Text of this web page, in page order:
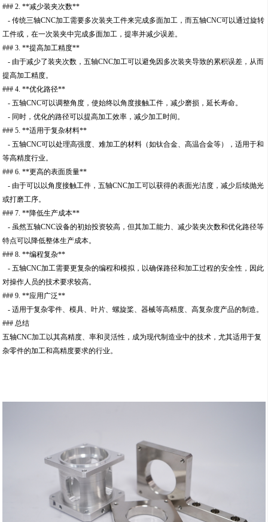
### 2. **减少装夹次数**
- 传统三轴CNC加工需要多次装夹工件来完成多面加工，而五轴CNC可以通过旋转
工件或，在一次装夹中完成多面加工，提率并减少误差。
### 3. **提高加工精度**
- 由于减少了装夹次数，五轴CNC加工可以避免因多次装夹导致的累积误差，从而
提高加工精度。
### 4. **优化路径**
- 五轴CNC可以调整角度，使始终以角度接触工件，减少磨损，延长寿命。
- 同时，优化的路径可以提高加工效率，减少加工时间。
### 5. **适用于复杂材料**
- 五轴CNC可以处理高强度、难加工的材料（如钛合金、高温合金等），适用于和
等高精度行业。
### 6. **更高的表面质量**
- 由于可以以角度接触工件，五轴CNC加工可以获得的表面光洁度，减少后续抛光
或打磨工序。
### 7. **降低生产成本**
- 虽然五轴CNC设备的初始投资较高，但其加工能力、减少装夹次数和优化路径等
特点可以降低整体生产成本。
### 8. **编程复杂**
- 五轴CNC加工需要更复杂的编程和模拟，以确保路径和加工过程的安全性，因此
对操作人员的技术要求较高。
### 9. **应用广泛**
- 适用于复杂零件、模具、叶片、螺旋桨、器械等高精度、高复杂度产品的制造。
### 总结
五轴CNC加工以其高精度、率和灵活性，成为现代制造业中的技术，尤其适用于复
杂零件的加工和高精度要求的行业。